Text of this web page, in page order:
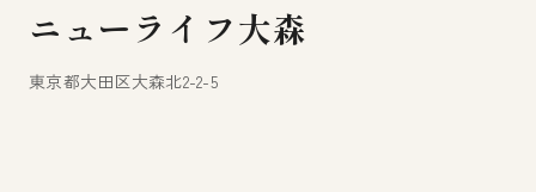
ニューライフ大森
東京都大田区大森北2-2-5